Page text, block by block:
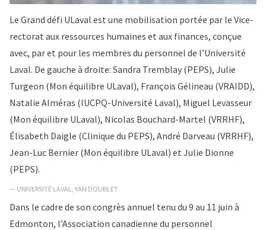
Le Grand défi ULaval est une mobilisation portée par le Vice-
rectorat aux ressources humaines et aux finances, conçue
avec, par et pour les membres du personnel de l’Université
Laval. De gauche à droite: Sandra Tremblay (PEPS), Julie
Turgeon (Mon équilibre ULaval), François Gélineau (VRAIDD),
Natalie Alméras (IUCPQ-Université Laval), Miguel Levasseur
(Mon équilibre ULaval), Nicolas Bouchard-Martel (VRRHF),
Élisabeth Daigle (Clinique du PEPS), André Darveau (VRRHF),
Jean-Luc Bernier (Mon équilibre ULaval) et Julie Dionne
(PEPS).
— UNIVERSITÉ LAVAL, YAN DOUBLET
Dans le cadre de son congrès annuel tenu du 9 au 11 juin à
Edmonton, l'Association canadienne du personnel